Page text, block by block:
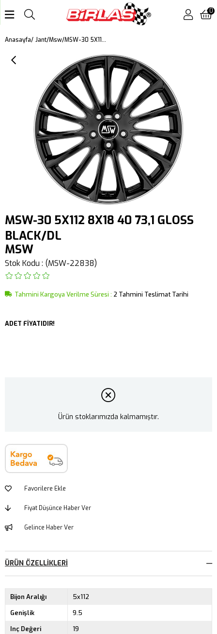
0
Anasayfa Jant Msw MSW-30 5X112 8X18 40 73,1 GLOSS BLACK/DL
MSW-30 5X112 8X18 40 73,1 GLOSS
BLACK/DL
MSW
Stok Kodu (MSW-22838)
Tahmini Kargoya Verilme Süresi : 2 Tahmini Teslimat Tarihi
ADET FİYATIDIR!
Ürün stoklarımızda kalmamıştır.
Favorilere Ekle
Fiyat Düşünce Haber Ver
Gelince Haber Ver
ÜRÜN ÖZELLIKLERI
Bijon Aralığı
5x112
Genişlik
9.5
Inç Değeri
19